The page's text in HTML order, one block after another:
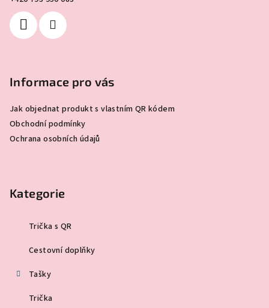
Informace pro vás
Jak objednat produkt s vlastním QR kódem
Obchodní podmínky
Ochrana osobních údajů
Kategorie
Trička s QR
Cestovní doplňky
Tašky
Trička